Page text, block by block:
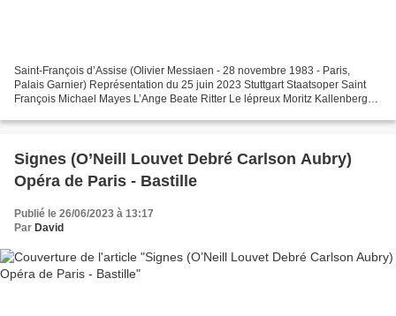
Saint-François d’Assise (Olivier Messiaen - 28 novembre 1983 - Paris,
Palais Garnier) Représentation du 25 juin 2023 Stuttgart Staatsoper Saint
François Michael Mayes L’Ange Beate Ritter Le lépreux Moritz Kallenberg
Signes (O’Neill Louvet Debré Carlson Aubry)
Opéra de Paris - Bastille
Publié le 26/06/2023 à 13:17
Par David